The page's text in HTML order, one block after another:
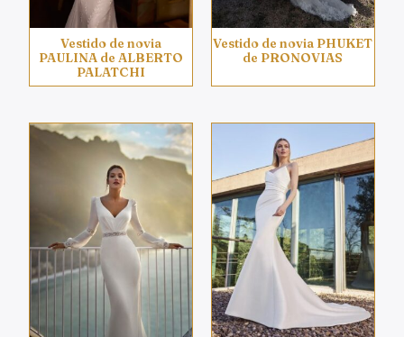
Vestido de novia
PAULINA de ALBERTO
PALATCHI
Vestido de novia PHUKET
de PRONOVIAS